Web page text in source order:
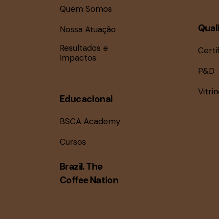
Quem Somos
Nossa Atuação
Resultados e
Impactos
Educacional
BSCA Academy
Cursos
Brazil. The
Coffee Nation
P&D